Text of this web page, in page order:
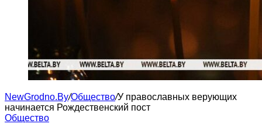
NewGrodno.By/Общество/У православных верующих
начинается Рождественский пост
Общество